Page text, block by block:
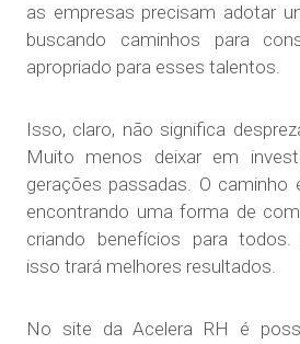
as empresas precisam adotar
buscando caminhos para
apropriado para esses talentos.
Isso, claro, não significa
Muito menos deixar em
gerações passadas. O caminho
encontrando uma forma de
criando benefícios para todos.
isso trará melhores resultados.
No site da Acelera RH é